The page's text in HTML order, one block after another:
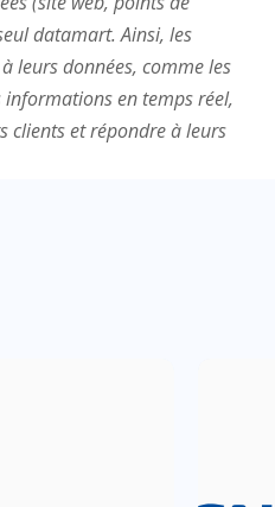
datamart. Ainsi, les
leurs données, comme les
en temps réel,
clients et répondre à leurs